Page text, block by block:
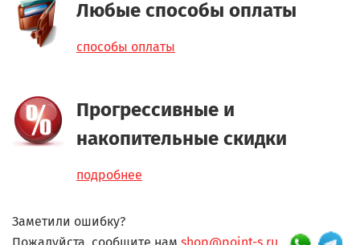
Любые способы оплаты
способы оплаты
Прогрессивные и
накопительные скидки
подробнее
Заметили ошибку?